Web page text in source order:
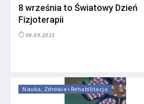
8 września to Światowy Dzień
Fizjoterapii
08.09.2023
Nauka, Zdrowie i Rehabilitacja